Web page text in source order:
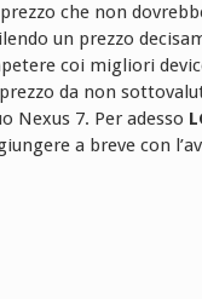
che non
un prezzo
coi migliori
da non
Nexus 7. Per adesso
a breve con